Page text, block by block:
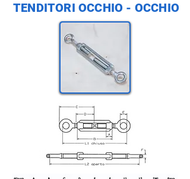
TENDITORI OCCHIO - OCCHIO